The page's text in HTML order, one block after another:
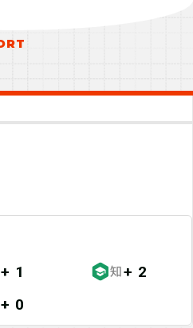
+ 1 知+ 2
+ 0